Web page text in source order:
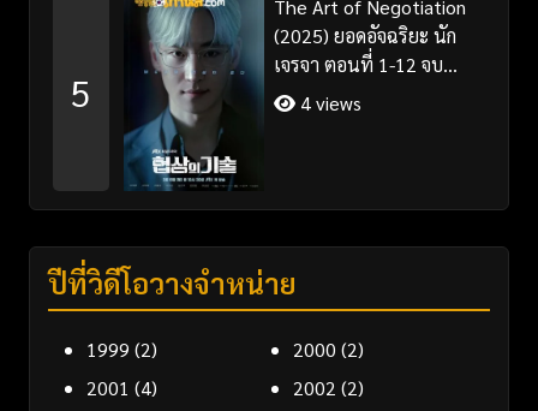
5
The Art of Negotiation
(2025) ยอดอัจฉริยะ นัก
เจรจา ตอนที่ 1-12 จบ
พากย์ไทย/ซับไทย
4 views
ปีที่วิดีโอวางจำหน่าย
1999 (2) 2000 (2)
2001 (4) 2002 (2)